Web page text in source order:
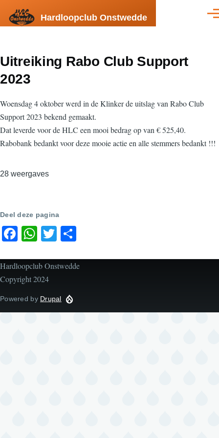
Hardloopclub Onstwedde
Uitreiking Rabo Club Support
2023
Woensdag 4 oktober werd in de Klinker de uitslag van Rabo Club
Support 2023 bekend gemaakt.
Dat leverde voor de HLC een mooi bedrag op van € 525,40.
Rabobank bedankt voor deze mooie actie en alle stemmers bedankt !!!
28 weergaves
Deel deze pagina
Facebook
WhatsApp
Twitter
Hardloopclub Onstwedde
Copyright 2024
Powered by Drupal